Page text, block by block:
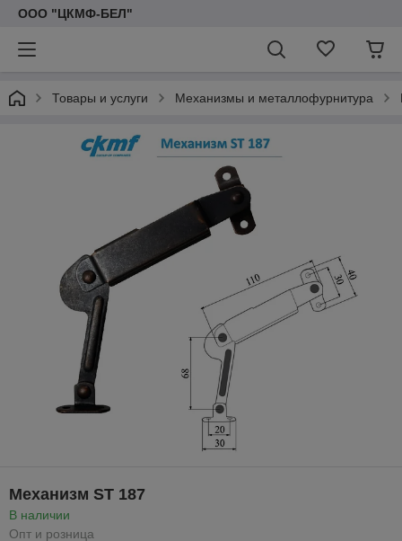
ООО "ЦКМФ-БЕЛ"
Товары и услуги Механизмы и металлофурнитура
Механизм ST 187
В наличии
Опт и розница